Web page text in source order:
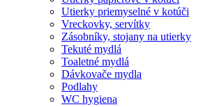
Utierky priemyselné v kotúči
Vreckovky, servítky
Zásobníky, stojany na utierky
Tekuté mydlá
Toaletné mydlá
Dávkovače mydla
Podlahy
WC hygiena